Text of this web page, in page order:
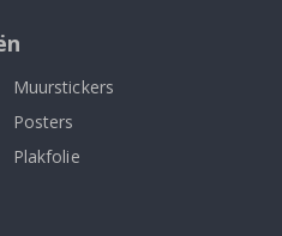
Muurstickers
Posters
Plakfolie